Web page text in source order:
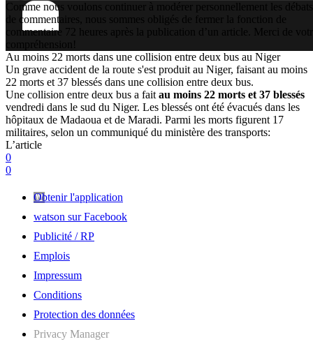
Comme nous voulons continuer à modérer personnellement les débats
de commentaires, nous sommes obligés de fermer la fonction de
commentaire 72 heures après la publication d’un article. Merci de
compréhension!
Au moins 22 morts dans une collision entre deux bus au Niger
Un grave accident de la route s'est produit au Niger, faisant au moins
22 morts et 37 blessés dans une collision entre deux bus.
Une collision entre deux bus a fait au moins 22 morts et 37 blessés
vendredi dans le sud du Niger. Les blessés ont été évacués dans les
hôpitaux de Madaoua et de Maradi. Parmi les morts figurent 17
militaires, selon un communiqué du ministère des transports:
L’article
0
0
Obtenir l'application
watson sur Facebook
Publicité / RP
Emplois
Impressum
Conditions
Protection des données
Privacy Manager